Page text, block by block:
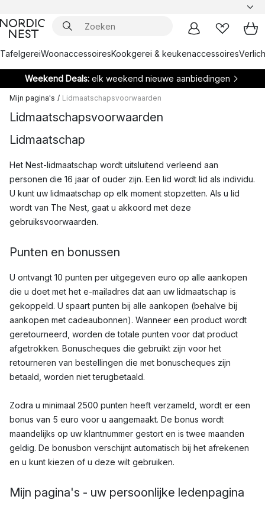
TafelgereiWoonaccessoiresKookgerei & keukenaccessoires
Weekend Deals: elk weekend nieuwe aanbiedingen
Mijn pagina's / Lidmaatschapsvoorwaarden
Lidmaatschapsvoorwaarden
Lidmaatschap
Het Nest-lidmaatschap wordt uitsluitend verleend aan
personen die 16 jaar of ouder zijn. Een lid wordt lid als individu.
U kunt uw lidmaatschap op elk moment stopzetten. Als u lid
wordt van The Nest, gaat u akkoord met deze
gebruiksvoorwaarden.
Punten en bonussen
U ontvangt 10 punten per uitgegeven euro op alle aankopen
die u doet met het e-mailadres dat aan uw lidmaatschap is
gekoppeld. U spaart punten bij alle aankopen (behalve bij
aankopen met cadeaubonnen). Wanneer een product wordt
geretourneerd, worden de totale punten voor dat product
afgetrokken. Bonuscheques die gebruikt zijn voor het
retourneren van bestellingen die met bonuscheques zijn
betaald, worden niet terugbetaald.
Zodra u minimaal 2500 punten heeft verzameld, wordt er een
bonus van 5 euro voor u aangemaakt. De bonus wordt
maandelijks op uw klantnummer gestort en is twee maanden
geldig. De bonusbon verschijnt automatisch bij het afrekenen
en u kunt kiezen of u deze wilt gebruiken.
Mijn pagina's - uw persoonlijke ledenpagina